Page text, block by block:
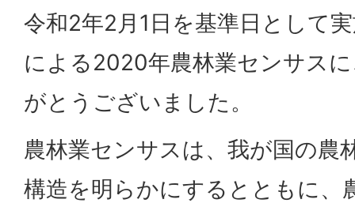
令和2年2月1日を基準日として
による2020年農林業センサス
がとうございました。
農林業センサスは、我が国の農
構造を明らかにするとともに、